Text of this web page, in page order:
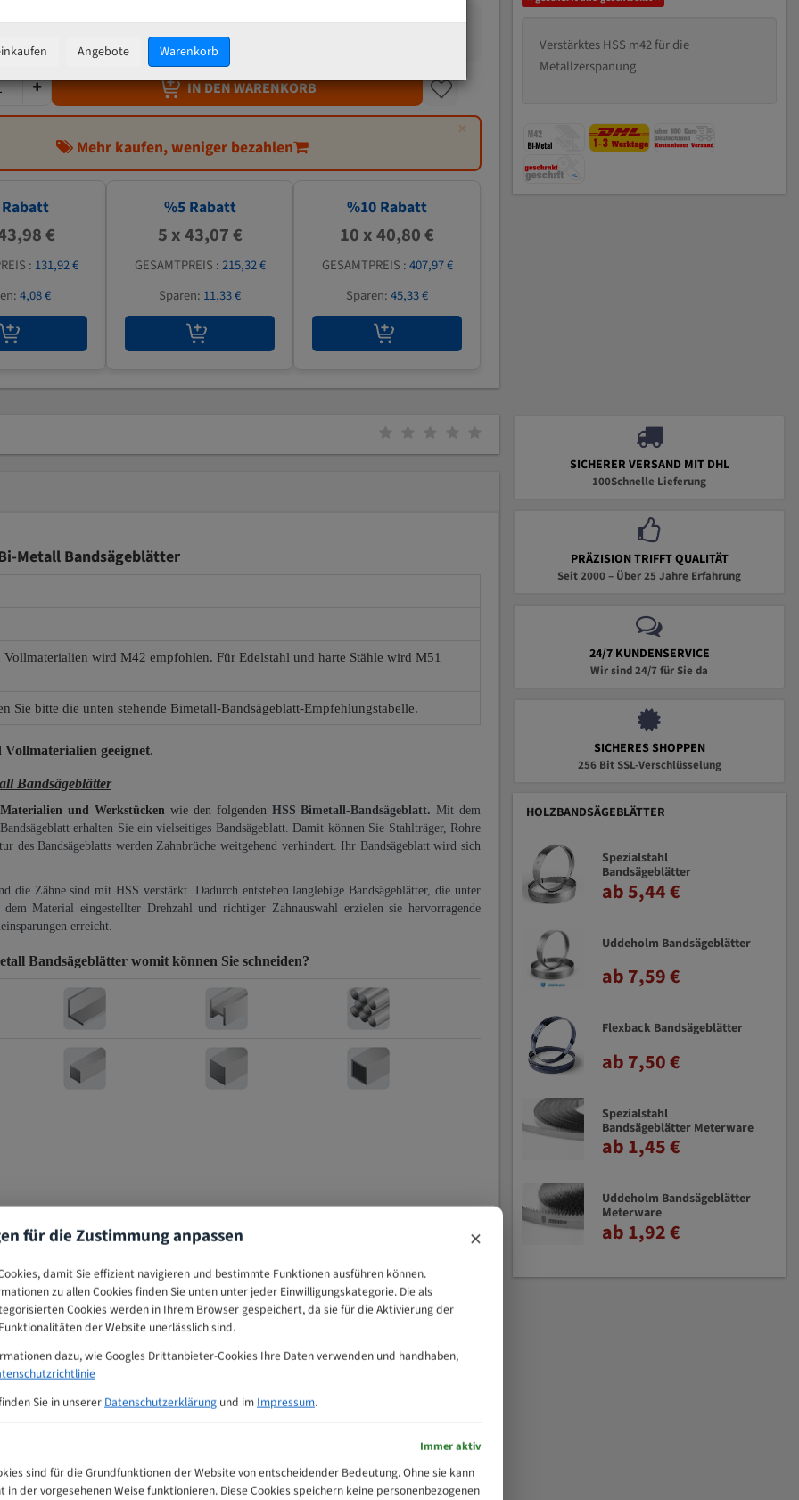
45,33 €
zzgl.Versandkosten
IN DEN WARENKORB
×
Mehr kaufen, weniger bezahlen
€
: 131,92 €
4,08 €
%5Rabatt
5 x 43,07 €
GESAMTPREIS :215,32 €
Sparen: 11,33 €
%10 Rabatt
10 x 40,80 €
GESAMTPREIS :407,97 €
Sparen:45,33 €
Verstärktes HSS m42 für die
Metallzerspanung
Metall Bandsägeblätter
wird M42 empfohlen. Für Edelstahl und harte Stähle wird M51
Sie bitte die unten stehende Bimetall-Bandsägeblatt-Empfehlungstabelle.
geeignet.
Bandsägeblätter
und Werkstücken wie den folgenden HSS Bimetall-Bandsägeblatt. Mit dem
erhalten Sie ein vielseitiges Bandsägeblatt. Damit können Sie Stahlträger, Rohre
des Bandsägeblatts werden Zahnbrüche weitgehend verhindert. Ihr Bandsägeblatt wird sich
die Zähne sind mit HSS verstärkt. Dadurch entstehen langlebige Bandsägeblätter, die unter
Material eingestellter Drehzahl und richtiger Zahnauswahl erzielen sie hervorragende
erreicht.
Bandsägeblätter womit können Sie schneiden?
SICHERER VERSAND MIT DHL
100Schnelle Lieferung
PRÄZISION TRIFFT QUALITÄT
Seit 2000 – Über 25 Jahre Erfahrung
24/7 KUNDENSERVICE
Wir sind 24/7 für Sie da
SICHERES SHOPPEN
256 Bit SSL-Verschlüsselung
HOLZBANDSÄGEBLÄTTER
Spezialstahl
Bandsägeblätter
ab 5,44 €
Uddeholm Bandsägeblätter
ab 7,59 €
Flexback Bandsägeblätter
ab 7,50 €
Spezialstahl
Bandsägeblätter Meterware
ab 1,45 €
Uddeholm Bandsägeblätter
Meterware
ab 1,92 €
Angebote Warenkorb
für die Zustimmung anpassen ×
damit Sie effizient navigieren und bestimmte Funktionen ausführen können.
zu allen Cookies finden Sie unten unter jeder Einwilligungskategorie. Die als
Cookies werden in Ihrem Browser gespeichert, da sie für die Aktivierung der
der Website unerlässlich sind.
dazu, wie Googles Drittanbieter-Cookies Ihre Daten verwenden und handhaben,
Sie in unserer Datenschutzerklärung und im Impressum.
Immer aktiv
sind für die Grundfunktionen der Website von entscheidender Bedeutung. Ohne sie kann
in der vorgesehenen Weise funktionieren. Diese Cookies speichern keine personenbezogenen